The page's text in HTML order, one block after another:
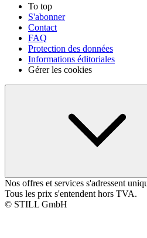
To top
S'abonner
Contact
FAQ
Protection des données
Informations éditoriales
Gérer les cookies
Nos offres et services s'adressent
Tous les prix s'entendent hors TVA.
© STILL GmbH